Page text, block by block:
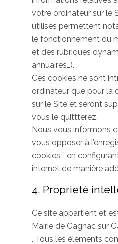
votre ordinateur sur le
utilisés permettent
le fonctionnement du
et des rubriques
annuaires…).
Ces cookies ne sont
ordinateur que pour la
sur le Site et seront
vous le quittterez.
Nous vous informons
vous opposer à
cookies ” en
internet de manière
4. Proprieté
Ce site appartient et
Mairie de Gagnac sur
. Tous les éléments